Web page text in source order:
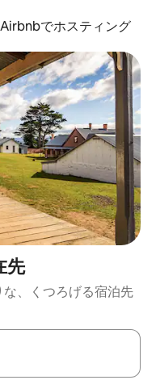
Airbnbでホスティング
先
、くつろげる宿泊先
印キーを使って移動するか